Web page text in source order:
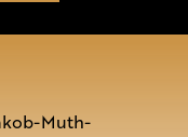
Muth-